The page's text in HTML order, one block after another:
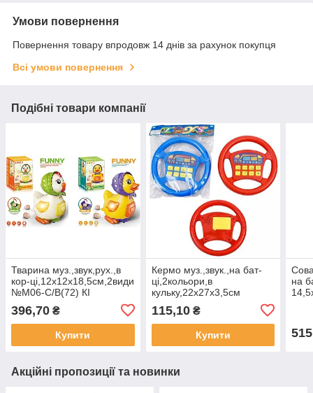
Умови повернення
Повернення товару впродовж 14 днів за рахунок покупця
Всі умови повернення
Подібні товари компанії
Тварина муз.,звук,рух.,в
кор-ці,12х12х18,5см,2види
№M06-C/B(72) КІ
396,70 ₴
Купити
Кермо муз.,звук.,на бат-
ці,2кольори,в
кульку,22х27х3,5см
115,10₴
Купити
на
Акційні пропозиції та новинки